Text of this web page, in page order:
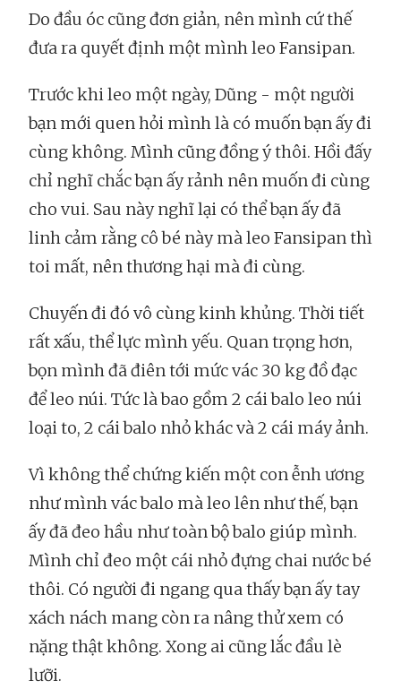
Do đầu óc cũng đơn giản, nên mình cứ thế
đưa ra quyết định một mình leo Fansipan.
Trước khi leo một ngày, Dũng - một người
bạn mới quen hỏi mình là có muốn bạn ấy đi
cùng không. Mình cũng đồng ý thôi. Hồi đấy
chỉ nghĩ chắc bạn ấy rảnh nên muốn đi cùng
cho vui. Sau này nghĩ lại có thể bạn ấy đã
linh cảm rằng cô bé này mà leo Fansipan thì
toi mất, nên thương hại mà đi cùng.
Chuyến đi đó vô cùng kinh khủng. Thời tiết
rất xấu, thể lực mình yếu. Quan trọng hơn,
bọn mình đã điên tới mức vác 30 kg đồ đạc
để leo núi. Tức là bao gồm 2 cái balo leo núi
loại to, 2 cái balo nhỏ khác và 2 cái máy ảnh.
Vì không thể chứng kiến một con ễnh ương
như mình vác balo mà leo lên như thế, bạn
ấy đã đeo hầu như toàn bộ balo giúp mình.
Mình chỉ đeo một cái nhỏ đựng chai nước bé
thôi. Có người đi ngang qua thấy bạn ấy tay
xách nách mang còn ra nâng thử xem có
nặng thật không. Xong ai cũng lắc đầu lè
lưỡi.